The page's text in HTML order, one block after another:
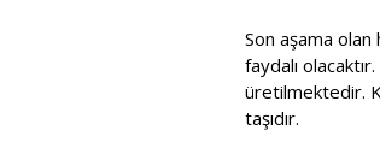
Son aşama olan
faydalı
üretilmektedir.
taşıdır.